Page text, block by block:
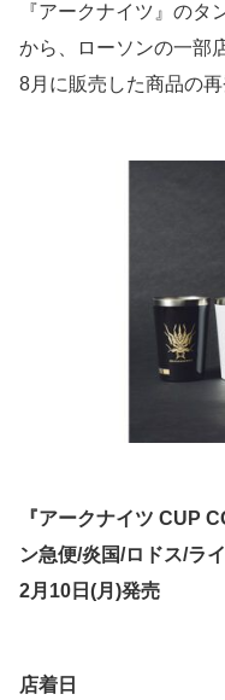
『アークナイツ』のタ
から、ローソンの一部
8月に販売した商品の再
『アークナイツ CUP
ン急便/炎国/ロドス/ライ
2月10日(月)発売
店着日